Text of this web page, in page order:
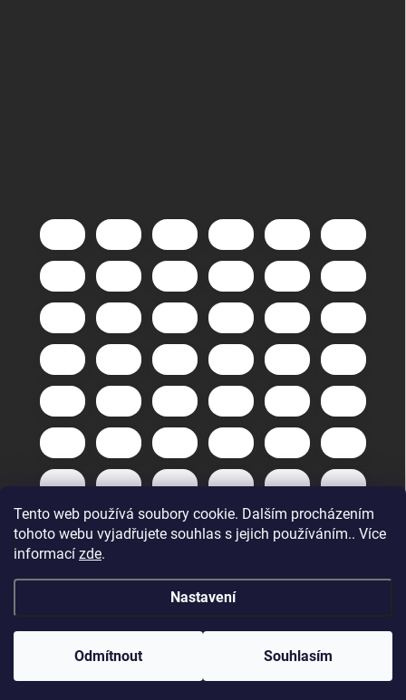
Tento web používá soubory cookie. Dalším procházením
tohoto webu vyjadřujete souhlas s jejich používáním.. Více
informací zde.
Nastavení
Odmítnout Souhlasím
Vytvořil Shoptet
Copyright 2026GuneXpert s.r.o.. Všechna práva vyhrazena.Upravit